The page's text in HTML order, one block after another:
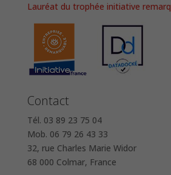
Lauréat du trophée initiative
Contact
Tél. 03 89 23 75 04
Mob. 06 79 26 43 33
32, rue Charles Marie Widor
68 000 Colmar, France